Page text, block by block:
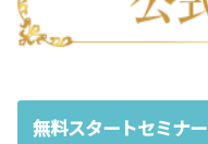
無料スタートセミナー